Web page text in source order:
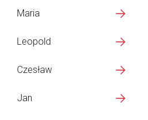
Maria
Leopold
Czesław
Jan